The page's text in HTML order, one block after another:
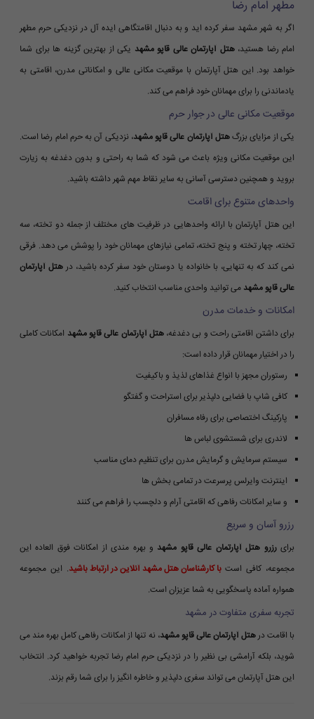
مطهر امام رضا
اگر به شهر مشهد سفر کرده اید و به دنبال اقامتگاهی ایده آل در نزدیکی حرم مطهر
امام رضا هستید،هتل آپارتمان عالی قاپو مشهد یکی از بهترین گزینه ها برای شما
خواهد بود. این هتل آپارتمان با موقعیت مکانی عالی و امکاناتی مدرن، اقامتی به
یادماندنی را برای مهمانان خود فراهم می کند.
موقعیت مکانی عالی در جوار حرم
یکی از مزایای بزرگهتل آپارتمان عالی قاپو مشهد، نزدیکی آن به حرم امام رضا است.
این موقعیت مکانی ویژه باعث می شود که شما به راحتی و بدون دغدغه به زیارت
بروید و همچنین دسترسی آسانی به سایر نقاط مهم شهر داشته باشید.
واحدهای متنوع برای اقامت
این هتل آپارتمان با ارائه واحدهایی در ظرفیت های مختلف از جمله دو تخته، سه
تخته، چهار تخته و پنج تخته، تمامی نیازهای مهمانان خود را پوشش می دهد. فرقی
نمی کند که به تنهایی، با خانواده یا دوستان خود سفر کرده باشید، درهتل آپارتمان
عالی قاپو مشهد می توانید واحدی مناسب انتخاب کنید.
امکانات و خدمات مدرن
برای داشتن اقامتی راحت و بی دغدغه،هتل آپارتمان عالی قاپو مشهد امکانات کاملی
را در اختیار مهمانان قرار داده است:
رستوران مجهز با انواع غذاهای لذیذ و باکیفیت
کافی شاپ با فضایی دلپذیر برای استراحت و گفتگو
پارکینگ اختصاصی برای رفاه مسافران
لاندری برای شستشوی لباس ها
سیستم سرمایش و گرمایش مدرن برای تنظیم دمای مناسب
اینترنت وایرلس پرسرعت در تمامی بخش ها
و سایر امکانات رفاهی که اقامتی آرام و دلچسب را فراهم می کنند
رزرو آسان و سریع
برایرزرو هتل آپارتمان عالی قاپو مشهد و بهره مندی از امکانات فوق العاده این
مجموعه، کافی استبا کارشناسان هتل مشهد آنلاین در ارتباط باشید. این مجموعه
همواره آماده پاسخگویی به شما عزیزان است.
تجربه سفری متفاوت در مشهد
با اقامت درهتل آپارتمان عالی قاپو مشهد، نه تنها از امکانات رفاهی کامل بهره مند می
شوید، بلکه آرامشی بی نظیر را در نزدیکی حرم امام رضا تجربه خواهید کرد. انتخاب
این هتل آپارتمان می تواند سفری دلپذیر و خاطره انگیز را برای شما رقم بزند.